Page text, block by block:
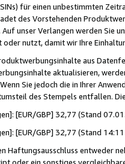
für einen unbestimmten
des Vorstehenden
unser Verlangen werden Sie
nutzt, damit wir Ihre
aus
aktualisieren,
Sie jedoch die in Ihrer
des Stempels entfallen.
[EUR/GBP] 32,77 (Stand
[EUR/GBP] 32,77 (Stand
Haftungsausschluss entweder
oder ein sonstiges